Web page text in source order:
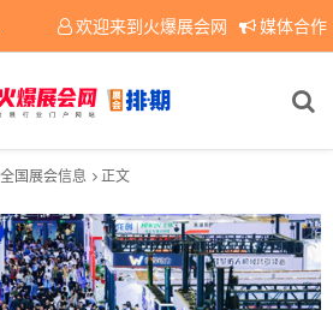
欢迎来到火爆展会网 媒体合作
全国展会信息 正文